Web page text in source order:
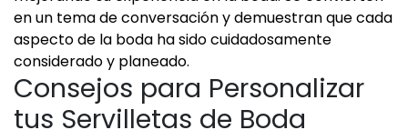
en un tema de conversación y demuestran que cada
aspecto de la boda ha sido cuidadosamente
considerado y planeado.
Consejos para Personalizar
tus Servilletas de Boda